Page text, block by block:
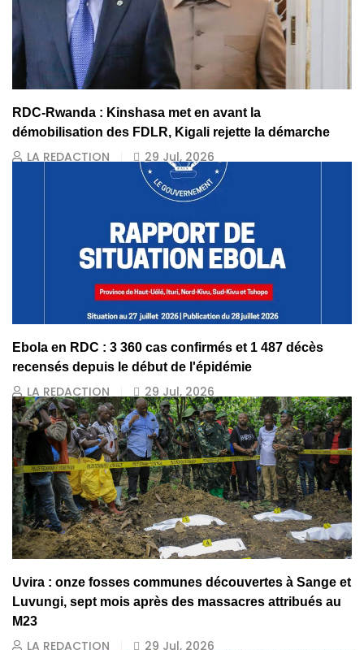
RDC-Rwanda : Kinshasa met en avant la
démobilisation des FDLR, Kigali rejette la démarche
LA REDACTION 29 Jul, 2026
Ebola en RDC : 3 360 cas confirmés et 1 487 décès
recensés depuis le début de l'épidémie
LA REDACTION 29 Jul, 2026
Uvira : onze fosses communes découvertes à Sange et
Luvungi, sept mois après des massacres attribués au
M23
LA REDACTION 29 Jul, 2026